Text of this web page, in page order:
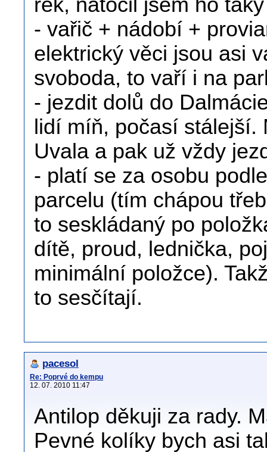
řek, natočil jsem ho
- vařič + nádobí +
elektrický věci jsou asi
svoboda, to vaří i na
- jezdit dolů do
lidí míň, počasí
Uvala a pak už vždy
- platí se za osobu
parcelu (tím chápou
to seskládaný po
dítě, proud, lednička,
minimální položce).
to sesčítají.
pacesol
Re: Poprvé do kempu
12. 07. 2010 11:47
Antilop děkuji za rady.
Pevné kolíky bych asi